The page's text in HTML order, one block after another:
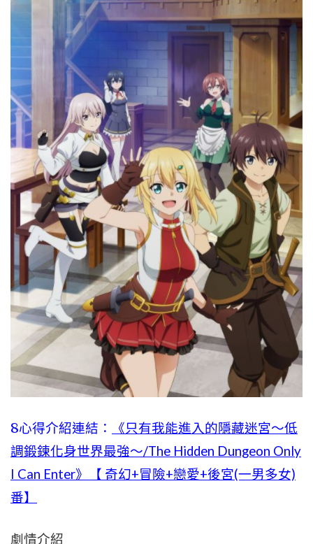
8心得介紹連結：
《只有我能進入的隱藏迷宮～低
調鍛鍊化身世界最強～/The Hidden Dungeon Only
I Can Enter》【 奇幻+冒險+戀愛+後宮(一男多女)
番】
劇情介紹